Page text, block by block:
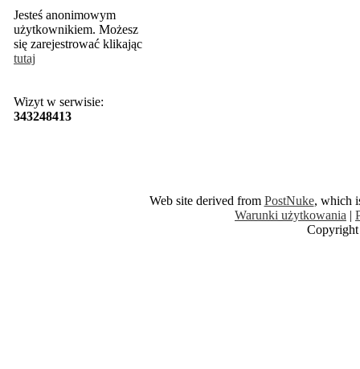
Jesteś anonimowym
użytkownikiem. Możesz
się zarejestrować klikając
tutaj
Wizyt w serwisie:
343248413
Web site derived from PostNuke, which
Warunki użytkowania |